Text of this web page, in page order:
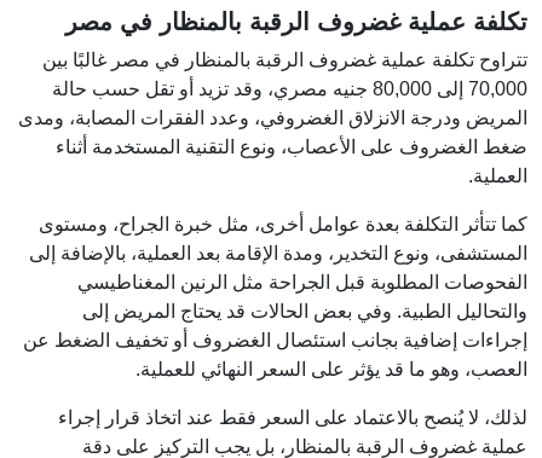
تكلفة عملية غضروف الرقبة بالمنظار في مصر
تتراوح تكلفة عملية غضروف الرقبة بالمنظار في مصر غالبًا بين
70,000 إلى 80,000 جنيه مصري، وقد تزيد أو تقل حسب حالة
المريض ودرجة الانزلاق الغضروفي، وعدد الفقرات المصابة، ومدى
ضغط الغضروف على الأعصاب، ونوع التقنية المستخدمة أثناء
العملية.
كما تتأثر التكلفة بعدة عوامل أخرى، مثل خبرة الجراح، ومستوى
المستشفى، ونوع التخدير، ومدة الإقامة بعد العملية، بالإضافة إلى
الفحوصات المطلوبة قبل الجراحة مثل الرنين المغناطيسي
والتحاليل الطبية. وفي بعض الحالات قد يحتاج المريض إلى
إجراءات إضافية بجانب استئصال الغضروف أو تخفيف الضغط عن
العصب، وهو ما قد يؤثر على السعر النهائي للعملية.
لذلك، لا يُنصح بالاعتماد على السعر فقط عند اتخاذ قرار إجراء
عملية غضروف الرقبة بالمنظار، بل يجب التركيز على دقة